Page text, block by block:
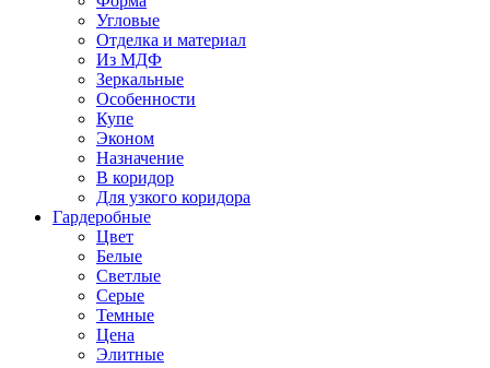
Угловые
Отделка и материал
Из МДФ
Зеркальные
Особенности
Купе
Эконом
Назначение
В коридор
Для узкого коридора
Гардеробные
Цвет
Белые
Светлые
Серые
Темные
Цена
Элитные